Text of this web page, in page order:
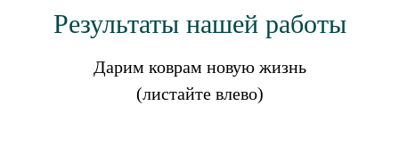
Результаты нашей работы
Дарим коврам новую жизнь
(листайте влево)